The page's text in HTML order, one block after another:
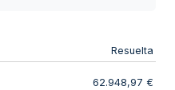
Resuelta
62.948,97 €